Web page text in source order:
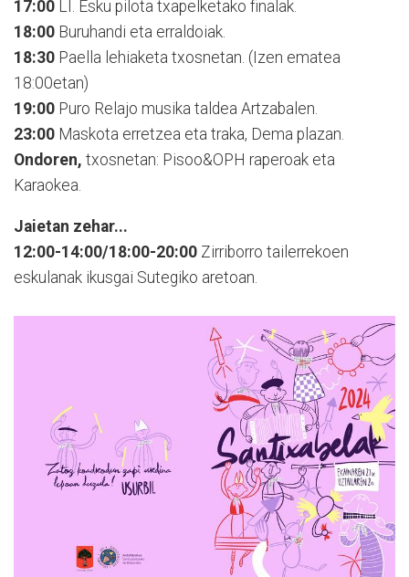
17:00 LI. Esku pilota txapelketako finalak.
18:00 Buruhandi eta erraldoiak.
18:30 Paella lehiaketa txosnetan. (Izen ematea
18:00etan)
19:00 Puro Relajo musika taldea Artzabalen.
23:00 Maskota erretzea eta traka, Dema plazan.
Ondoren, txosnetan: Pisoo&OPH raperoak eta
Karaokea.
Jaietan zehar...
12:00-14:00/18:00-20:00 Zirriborro tailerrekoen
eskulanak ikusgai Sutegiko aretoan.